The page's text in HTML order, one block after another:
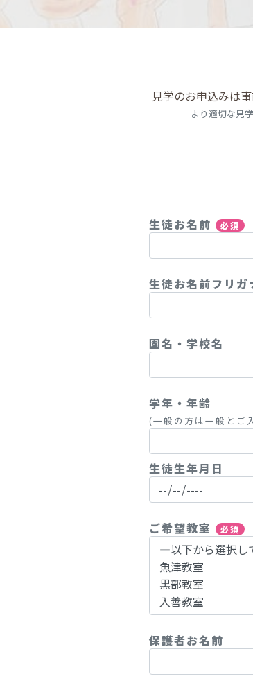
見学のお申込みは
より適切な見
生徒お名前 必須
生徒お名前フリガ
園名・学校名
学年・年齢
(一般の方は一般とご
生徒生年月日
ご希望教室 必須
保護者お名前